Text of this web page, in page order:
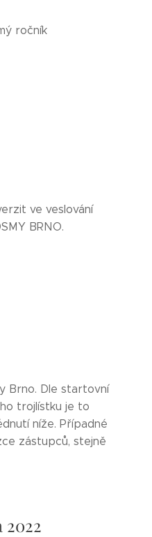
ročník
ve veslování
BRNO.
Brno. Dle startovní
trojlístku je to
níže. Případné
zástupců, stejně
2022